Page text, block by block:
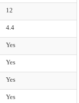
12
4.4
Yes
Yes
Yes
Yes